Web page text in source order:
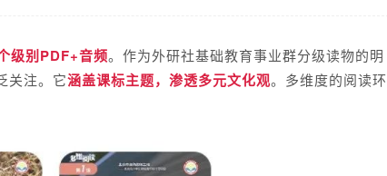
级别PDF+音频。作为外研社基础教育事业群分级读物的明
关注。它涵盖课标主题，渗透多元文化观。多维度的阅读环